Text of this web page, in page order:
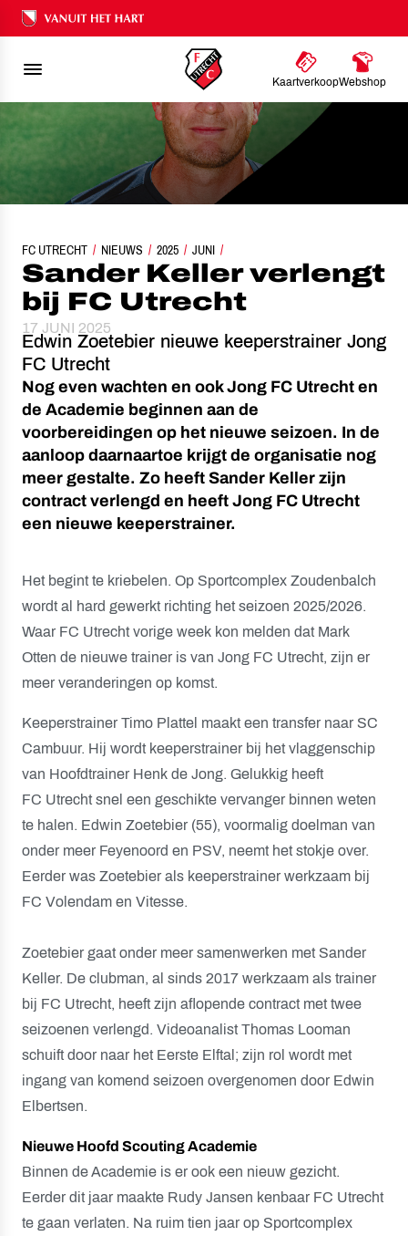
Ons nalatenschap
KaartverkoopWebshop
FC UTRECHT NIEUWS 2025 JUNI
SANDER KELLER VERLENGT BIJ FC UTRECHT
Sander Keller verlengt
bij FC Utrecht
17 JUNI 2025
Edwin Zoetebier nieuwe keeperstrainer Jong
FC Utrecht
Nog even wachten en ook Jong FC Utrecht en
de Academie beginnen aan de
voorbereidingen op het nieuwe seizoen. In de
aanloop daarnaartoe krijgt de organisatie nog
meer gestalte. Zo heeft Sander Keller zijn
contract verlengd en heeft Jong FC Utrecht
een nieuwe keeperstrainer.
Het begint te kriebelen. Op Sportcomplex Zoudenbalch
wordt al hard gewerkt richting het seizoen 2025/2026.
Waar FC Utrecht vorige week kon melden dat Mark
Otten de nieuwe trainer is van Jong FC Utrecht, zijn er
meer veranderingen op komst.
Keeperstrainer Timo Plattel maakt een transfer naar SC
Cambuur. Hij wordt keeperstrainer bij het vlaggenschip
van Hoofdtrainer Henk de Jong. Gelukkig heeft
FC Utrecht snel een geschikte vervanger binnen weten
te halen. Edwin Zoetebier (55), voormalig doelman van
onder meer Feyenoord en PSV, neemt het stokje over.
Eerder was Zoetebier als keeperstrainer werkzaam bij
FC Volendam en Vitesse.
Zoetebier gaat onder meer samenwerken met Sander
Keller. De clubman, al sinds 2017 werkzaam als trainer
bij FC Utrecht, heeft zijn aflopende contract met twee
seizoenen verlengd. Videoanalist Thomas Looman
schuift door naar het Eerste Elftal; zijn rol wordt met
ingang van komend seizoen overgenomen door Edwin
Elbertsen.
Nieuwe Hoofd Scouting Academie
Binnen de Academie is er ook een nieuw gezicht.
Eerder dit jaar maakte Rudy Jansen kenbaar FC Utrecht
te gaan verlaten. Na ruim tien jaar op Sportcomplex